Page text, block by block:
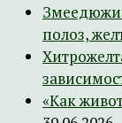
полоз,
«Как